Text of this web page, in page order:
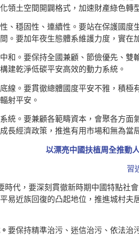
領土空間開闢格式，加速財產綠色轉
、穩固性、連續性。要站在保護國
。要加年夜生態體系維護力度，實
和。要保持全國兼顧、節儉優先、雙
建乾淨低碳平安高效的動力系統。
線。要貫徹總體國度平安不雅，積
射平安。
統。要兼顧各範疇資本，會聚各方
長經濟政策，推進有用市場和無為當
以漂亮中國扶植周全推動
習
時代，要深刻貫徹新時期中國特點社
易近族回復的凸起地位，推進城村
要保持精準治污、迷信治污、依法治